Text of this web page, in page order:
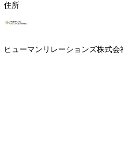
住所
ヒューマンリレーションズ株式会